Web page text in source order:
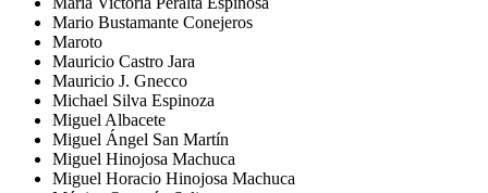
Mario Bustamante Conejeros
Maroto
Mauricio Castro Jara
Mauricio J. Gnecco
Michael Silva Espinoza
Miguel Albacete
Miguel Ángel San Martín
Miguel Hinojosa Machuca
Miguel Horacio Hinojosa Machuca